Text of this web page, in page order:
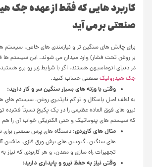
کاربرد هایی که فقط از عهده جک
صنعتی بر می آید
برای چالش های سنگین تر و نیازمندی های خاص، سیستم
بر روغن تحت فشار) وارد میدان می شوند. این سیستم ها
در دنیای اتوماسیون هستند. اگر با شرایط زیر رو برو
جک هیدرولیکصنعتی حساب کنید.
وقتیباوزنه هایبسیارسنگینسروکار دارید:
به لطف اصل پاسکال و تراکم ناپذیری روغن، سیستم های
نیرو های فوق العاده عظیمی را در یک پکیج نسبتاً فشرده
که سیستم های پنوماتیک و حتی الکتریکی خواب آن را هم
مثال های کاربردی: دستگاه های پرس صنعتی برای
های سنگین، گیوتین های برش ورق فلزی، ماشین
تجهیزات راه سازی و معدن، و هر کاربردی که نیاز
وقتینیازبهحفظنیرووپایداری دارید: